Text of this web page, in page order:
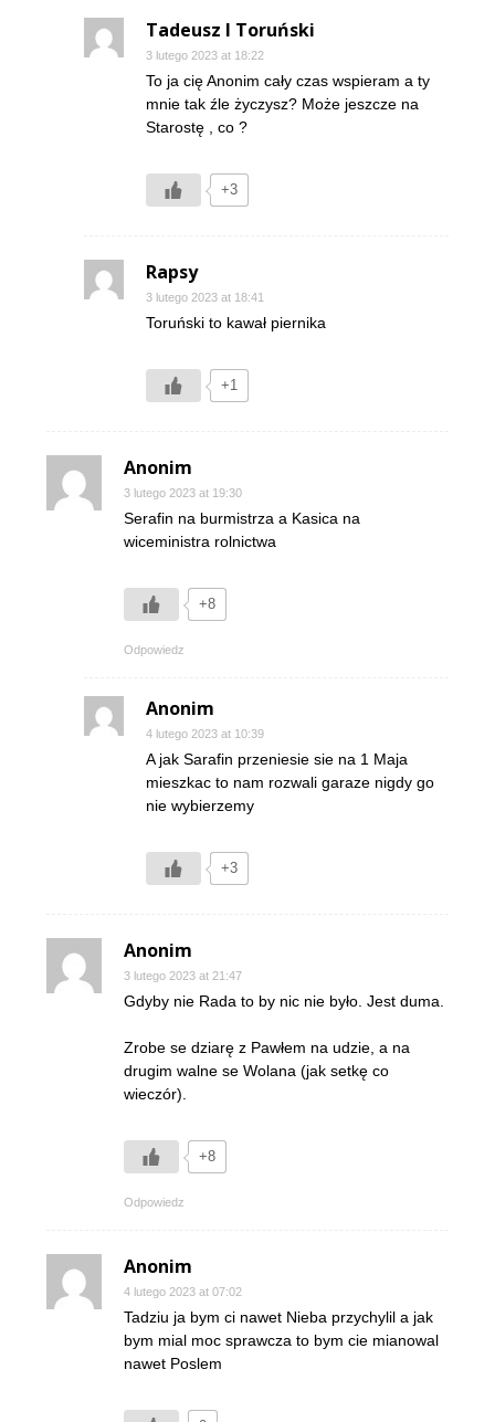
Tadeusz I Toruński
3 lutego 2023 at 18:22
To ja cię Anonim cały czas wspieram a ty
mnie tak źle życzysz? Może jeszcze na
Starostę , co ?
+3
Rapsy
3 lutego 2023 at 18:41
Toruński to kawał piernika
+1
Anonim
3 lutego 2023 at 19:30
Serafin na burmistrza a Kasica na
wiceministra rolnictwa
+8
Odpowiedz
Anonim
4 lutego 2023 at 10:39
A jak Sarafin przeniesie sie na 1 Maja
mieszkac to nam rozwali garaze nigdy go
nie wybierzemy
+3
Anonim
3 lutego 2023 at 21:47
Gdyby nie Rada to by nic nie było. Jest duma.
Zrobe se dziarę z Pawłem na udzie, a na
drugim walne se Wolana (jak setkę co
wieczór).
+8
Odpowiedz
Anonim
4 lutego 2023 at 07:02
Tadziu ja bym ci nawet Nieba przychylil a jak
bym mial moc sprawcza to bym cie mianowal
nawet Poslem